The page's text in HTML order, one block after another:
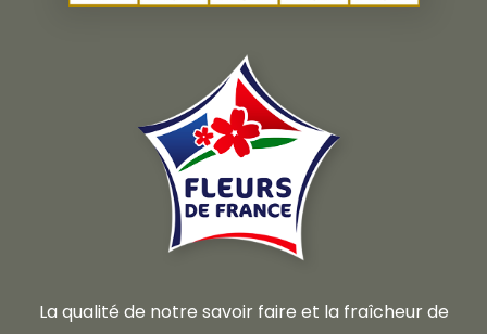
La qualité de notre savoir faire et la fraîcheur de